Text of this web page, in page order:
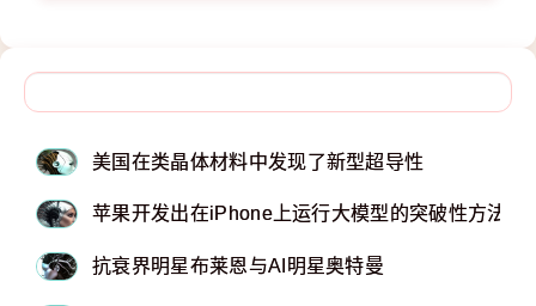
美国在类晶体材料中发现了新型超导性
苹果开发出在iPhone上运行大模型的突破性方法
抗衰界明星布莱恩与AI明星奥特曼